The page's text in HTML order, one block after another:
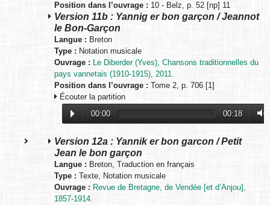
Position dans l’ouvrage : 10 - Belz, p. 52 [np] 11
Version 11b : Yannig er bon garçon / Jeannot
le Bon-Garçon
Langue : Breton
Type : Notation musicale
Ouvrage : Le Diberder (Yves), Chansons traditionnelles du
pays vannetais (1910-1915), 2011.
Position dans l’ouvrage : Tome 2, p. 706 [1]
Écouter la partition
00:00
00:18
Version 12a : Yannik er bon garcon / Petit
Jean le bon garçon
Langue : Breton, Traduction en français
Type : Texte, Notation musicale
Ouvrage : Revue de Bretagne, de Vendée [et d’Anjou],
1857-1914.